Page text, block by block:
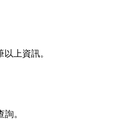
上資訊。
。